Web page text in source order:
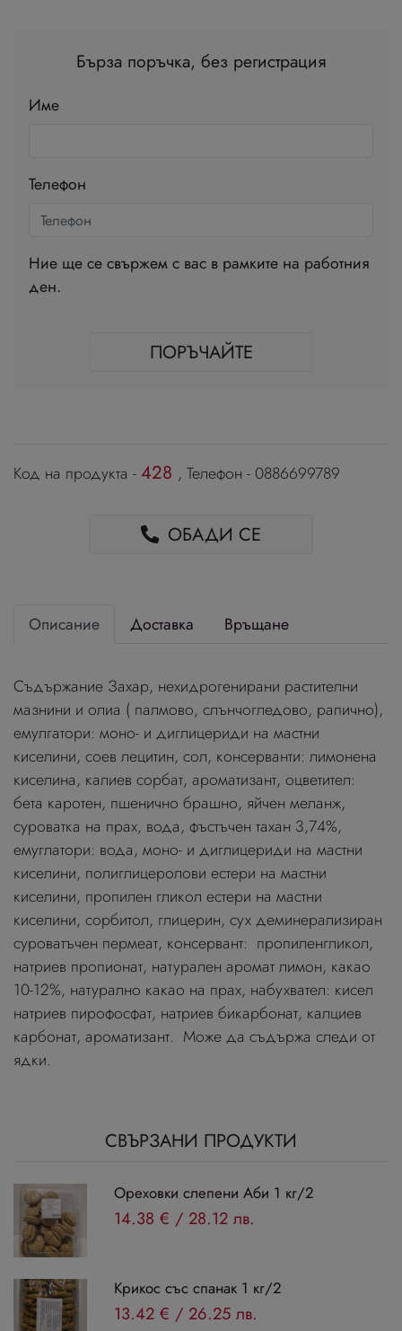
Бърза поръчка, без регистрация
Име
Телефон
Ние ще се свържем с вас в рамките на работния
ден.
ПОРЪЧАЙТЕ
Код на продукта - 428 , Телефон - 0886699789
ОБАДИ СЕ
Описание Доставка Връщане
Съдържание Захар, нехидрогенирани растителни
мазнини и олиа ( палмово, слънчогледово, рапично),
емулгатори: моно- и диглицериди на мастни
киселини, соев лецитин, сол, консерванти: лимонена
киселина, калиев сорбат, ароматизант, оцветител:
бета каротен, пшенично брашно, яйчен меланж,
суроватка на прах, вода, фъстъчен тахан 3,74%,
емуглатори: вода, моно- и диглицериди на мастни
киселини, полиглицеролови естери на мастни
киселини, пропилен гликол естери на мастни
киселини, сорбитол, глицерин, сух деминерализиран
суроватъчен пермеат, консервант: пропиленгликол,
натриев пропионат, натурален аромат лимон, какао
10-12%, натурално какао на прах, набухвател: кисел
натриев пирофосфат, натриев бикарбонат, калциев
карбонат, ароматизант. Може да съдържа следи от
ядки.
СВЪРЗАНИ ПРОДУКТИ
Ореховки слепени Аби 1 кг/2
14.38 € / 28.12 лв.
Крикос със спанак 1 кг/2
13.42 € / 26.25 лв.